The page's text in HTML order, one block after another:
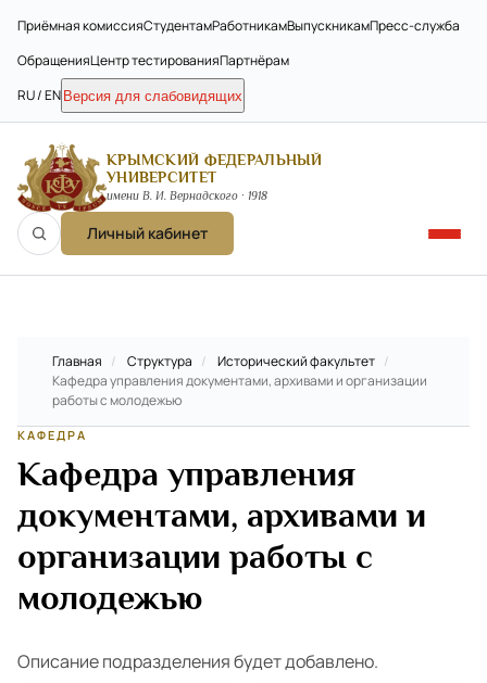
Приёмная комиссияСтудентамРаботникамВыпускникамПресс-служба
ОбращенияЦентр тестированияПартнёрам
RU / EN Версия для слабовидящих
КРЫМСКИЙ ФЕДЕРАЛЬНЫЙ
УНИВЕРСИТЕТ
имени В. И. Вернадского · 1918
Личный кабинет
Главная / Структура / Исторический факультет /
Кафедра управления документами, архивами и организации
работы с молодежью
КАФЕДРА
Кафедра управления
документами, архивами и
организации работы с
молодежью
Описание подразделения будет добавлено.